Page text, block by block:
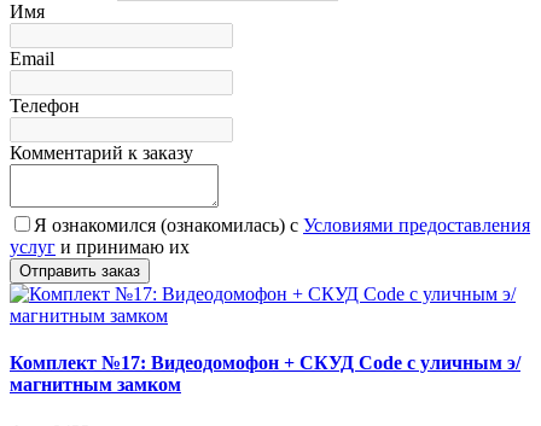
Имя
Email
Телефон
Комментарий к заказу
Я ознакомился (ознакомилась) с Условиями предоставления
услуг и принимаю их
Комплект №17: Видеодомофон + СКУД Code с уличным э/
магнитным замком